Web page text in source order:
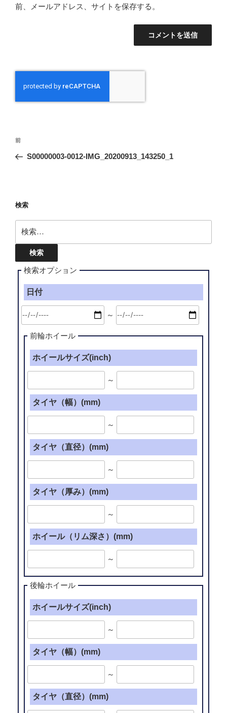
前、メールアドレス、サイトを保存する。
投
ナ
ー
シ
ョ
ン
前
の
前
S00000003-0012-IMG_20200913_143250_1
検索
索:
検索オプション
日付
～
前輪ホイール
ホイールサイズ(inch)
～
タイヤ（幅）(mm)
～
タイヤ（直径）(mm)
～
タイヤ（厚み）(mm)
～
ホイール（リム深さ）(mm)
～
後輪ホイール
ホイールサイズ(inch)
～
タイヤ（幅）(mm)
～
タイヤ（直径）(mm)